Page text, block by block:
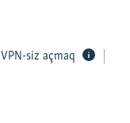
VPN-siz açmaq